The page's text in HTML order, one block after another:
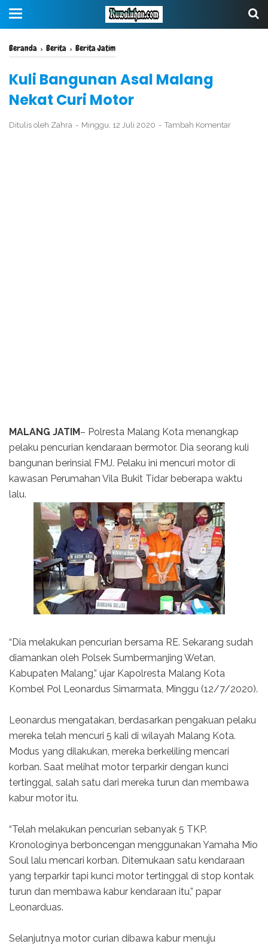
Beranda › Berita › Berita Jatim
Kuli Bangunan Asal Malang
Nekat Curi Motor
Ditulis oleh Zahra Minggu, 12 Juli 2020 Tambah Komentar
MALANG JATIM– Polresta Malang Kota menangkap
pelaku pencurian kendaraan bermotor. Dia seorang kuli
bangunan berinsial FMJ. Pelaku ini mencuri motor di
kawasan Perumahan Vila Bukit Tidar beberapa waktu
lalu.
“Dia melakukan pencurian bersama RE. Sekarang sudah
diamankan oleh Polsek Sumbermanjing Wetan,
Kabupaten Malang,” ujar Kapolresta Malang Kota
Kombel Pol Leonardus Simarmata, Minggu (12/7/2020).
Leonardus mengatakan, berdasarkan pengakuan pelaku
mereka telah mencuri 5 kali di wilayah Malang Kota.
Modus yang dilakukan, mereka berkeliling mencari
korban. Saat melihat motor terparkir dengan kunci
tertinggal, salah satu dari mereka turun dan membawa
kabur motor itu.
“Telah melakukan pencurian sebanyak 5 TKP.
Kronologinya berboncengan menggunakan Yamaha Mio
Soul lalu mencari korban. Ditemukaan satu kendaraan
yang terparkir tapi kunci motor tertinggal di stop kontak
turun dan membawa kabur kendaraan itu,” papar
Leonarduas.
Selanjutnya motor curian dibawa kabur menuju